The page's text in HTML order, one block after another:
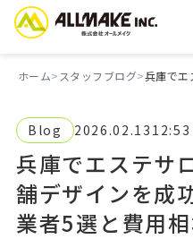
ホーム スタッフブログ 兵庫でエ
Blog 2026.02.13 12:53
兵庫でエステサ
舗デザインを成
業者5選と費用